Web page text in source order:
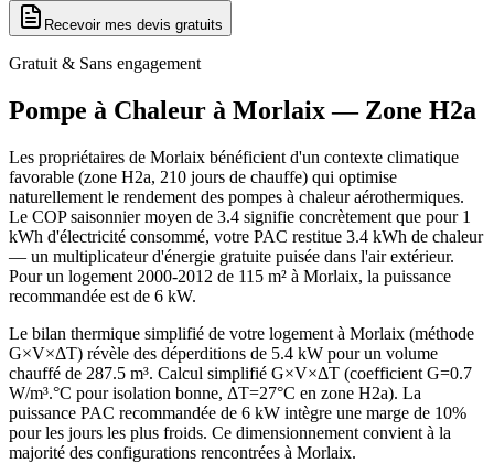
Recevoir mes devis gratuits
Gratuit & Sans engagement
Pompe à Chaleur à Morlaix— Zone H2a
Les propriétaires de Morlaix bénéficient d'un contexte climatique
favorable (zone H2a, 210 jours de chauffe) qui optimise
naturellement le rendement des pompes à chaleur aérothermiques.
Le COP saisonnier moyen de 3.4 signifie concrètement que pour 1
kWh d'électricité consommé, votre PAC restitue 3.4 kWh de chaleur
— un multiplicateur d'énergie gratuite puisée dans l'air extérieur.
Pour un logement 2000-2012 de 115 m² à Morlaix, la puissance
recommandée est de 6 kW.
Le bilan thermique simplifié de votre logement à Morlaix (méthode
G×V×ΔT) révèle des déperditions de 5.4 kW pour un volume
chauffé de 287.5 m³. Calcul simplifié G×V×ΔT (coefficient G=0.7
W/m³.°C pour isolation bonne, ΔT=27°C en zone H2a). La
puissance PAC recommandée de 6 kW intègre une marge de 10%
pour les jours les plus froids. Ce dimensionnement convient à la
majorité des configurations rencontrées à Morlaix.